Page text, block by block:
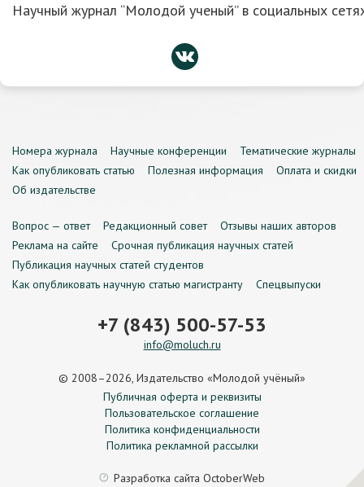
Научный журнал “Молодой ученый” в социальных
Номера журнала Научные конференции
Тематические журналы
Как опубликовать статью
Полезная информация
Оплата и скидки
Об издательстве
Вопрос — ответ Редакционный совет
Отзывы наших авторов
Реклама на сайте
Срочная публикация научных статей
Публикация научных статей студентов
Как опубликовать научную статью магистранту
Спецвыпуски
+7 (843) 500-57-53
info@moluch.ru
© 2008–2026, Издательство «Молодой учёный»
Публичная оферта и реквизиты
Пользовательское соглашение
Политика конфиденциальности
Политика рекламной рассылки
Разработка сайта OctoberWeb